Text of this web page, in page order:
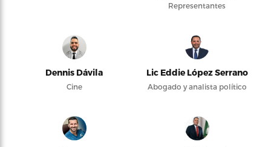
Representantes
Dennis Dávila
Cine
Lic Eddie López Serrano
Abogado y analista político